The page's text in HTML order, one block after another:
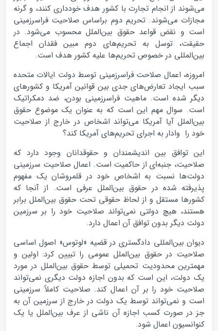
می‌شوند از انجام تجارت با کشور هدف خودداری کنند، و گرنه
مجازات می‌شوند. تحریم دوم براساس صلاحیت فراسرزمینی
است و نقض قواعد حقوق بین‌الملل محسوب می‌شود. در
حقیقت، توسل به تحریم‌های دوم مبین فقدان اجماع
بین‌المللی در خصوص تحریم‌ها علیه کشور هدف است.
امروزه، اعمال صلاحت فراسرزمینی توسط دولت ایالات متحده
سبب ایجاد تعارض‌های جدی بین قوانین آمریکا و کشورهای
دیگر شده است. ماهیت فراسرزمینی بودن، ضد دمکراتیک
است. سوال مهم این است که به عنوان یک موضوع حقوق
بین‌الملل آیا آمریکا می‌تواند اشخاص در خارج از صلاحیت
خود را وادار به اجرای تحریم‌های آمریکا کند؟
این توافق بین اندیشمندان و حقوقدانان وجود دارد که
صلاحیت، جنبه‌ای از حاکمیت است. اعمال صلاحیت سرزمینی
دولت‌ها نسبت به اشخاص خود در قلمروشان یک مفهوم
پذیرفته شده در حقوق بین‌الملل عرفی است. از آنجا که
کشورها مستقل و از لحاظ حقوقی تحت حقوق بین‌الملل برابر
هستند، هیچ دولتی نمی‌تواند صلاحیت خود را بر سرزمین
دولت دیگر بدون توافق آن اعمال دارد.
دیوان بین‌المللی دادگستری در قضیه «لوتوس» اصول اساسی
صلاحیت در حقوق بین‌الملل عمومی را تبیین کرد: اولین و
مهمترین محدودیت تحمیلی توسط حقوق بین‌الملل در مورد
یک دولت، این است که بدون اجازه دولت دیگری نمی‌تواند
صلاحیت خود را بر آن اعمال کند. صلاحیت کاملاً سرزمینی
است و نمی‌تواند توسط یک دولت در خارج از سرزمین آن به
جز در صورت کسب اجازه آن ناشی از عرف بین‌الملل یا یک
کنوانسیون اعمال شود.